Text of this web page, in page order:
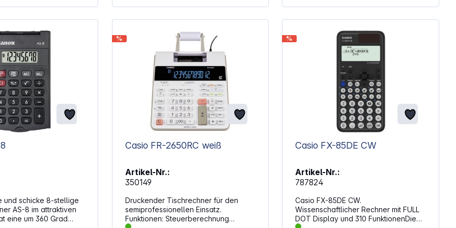
Funktionen und
der Messwerterfassung
TI-Nspire Lab Cradle,
Vernier EasyLink und
Vernier
Erfassung und Analyse
MB Ablagespeicher/64
Akku, USB-Anschluss
eines Computers
Kabel im
und schicke 8-stellige
AS-8 im attraktiven
eine um 360 Grad
%
Casio FR-2650RC weiß
Artikel-Nr.:
350149
Druckender Tischrechner für den
semiprofessionellen Einsatz.
Funktionen: Steuerberechnung
%
Casio FX-85DE CW
Artikel-Nr.:
787824
Casio FX-85DE CW.
Wissenschaftlicher Rechner mit FULL
DOT Display und 310 FunktionenDie